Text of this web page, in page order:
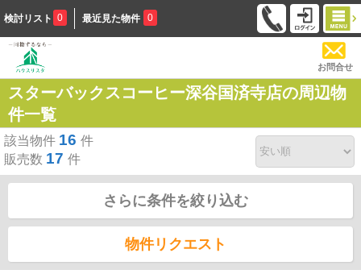
検討リスト 0 最近見た物件 0
お問合せ
スターバックスコーヒー深谷国済寺店の周辺物
件一覧
該当物件 16 件
販売数 17 件
さらに条件を絞り込む
物件リクエスト